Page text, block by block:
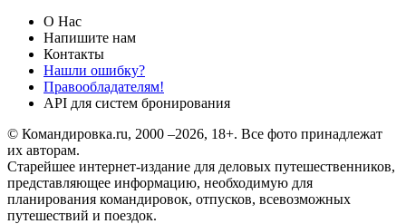
О Нас
Напишите нам
Контакты
Нашли ошибку?
Правообладателям!
API для систем бронирования
© Командировка.ru, 2000 –2026, 18+. Все фото принадлежат
их авторам.
Старейшее интернет-издание для деловых путешественников,
представляющее информацию, необходимую для
планирования командировок, отпусков, всевозможных
путешествий и поездок.